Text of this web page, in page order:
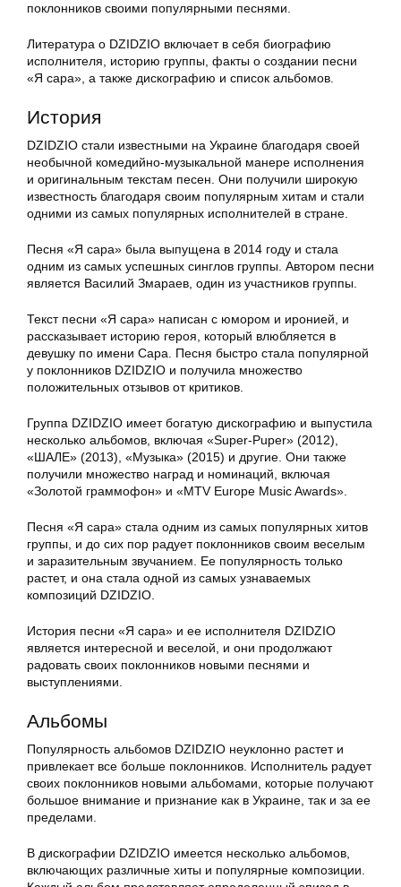
поклонников своими популярными песнями.
Литература о DZIDZIO включает в себя биографию
исполнителя, историю группы, факты о создании песни
«Я сара», а также дискографию и список альбомов.
История
DZIDZIO стали известными на Украине благодаря своей
необычной комедийно-музыкальной манере исполнения
и оригинальным текстам песен. Они получили широкую
известность благодаря своим популярным хитам и стали
одними из самых популярных исполнителей в стране.
Песня «Я сара» была выпущена в 2014 году и стала
одним из самых успешных синглов группы. Автором песни
является Василий Змараев, один из участников группы.
Текст песни «Я сара» написан с юмором и иронией, и
рассказывает историю героя, который влюбляется в
девушку по имени Сара. Песня быстро стала популярной
у поклонников DZIDZIO и получила множество
положительных отзывов от критиков.
Группа DZIDZIO имеет богатую дискографию и выпустила
несколько альбомов, включая «Super-Puper» (2012),
«ШАЛЕ» (2013), «Музыка» (2015) и другие. Они также
получили множество наград и номинаций, включая
«Золотой граммофон» и «MTV Europe Music Awards».
Песня «Я сара» стала одним из самых популярных хитов
группы, и до сих пор радует поклонников своим веселым
и заразительным звучанием. Ее популярность только
растет, и она стала одной из самых узнаваемых
композиций DZIDZIO.
История песни «Я сара» и ее исполнителя DZIDZIO
является интересной и веселой, и они продолжают
радовать своих поклонников новыми песнями и
выступлениями.
Альбомы
Популярность альбомов DZIDZIO неуклонно растет и
привлекает все больше поклонников. Исполнитель радует
своих поклонников новыми альбомами, которые получают
большое внимание и признание как в Украине, так и за ее
пределами.
В дискографии DZIDZIO имеется несколько альбомов,
включающих различные хиты и популярные композиции.